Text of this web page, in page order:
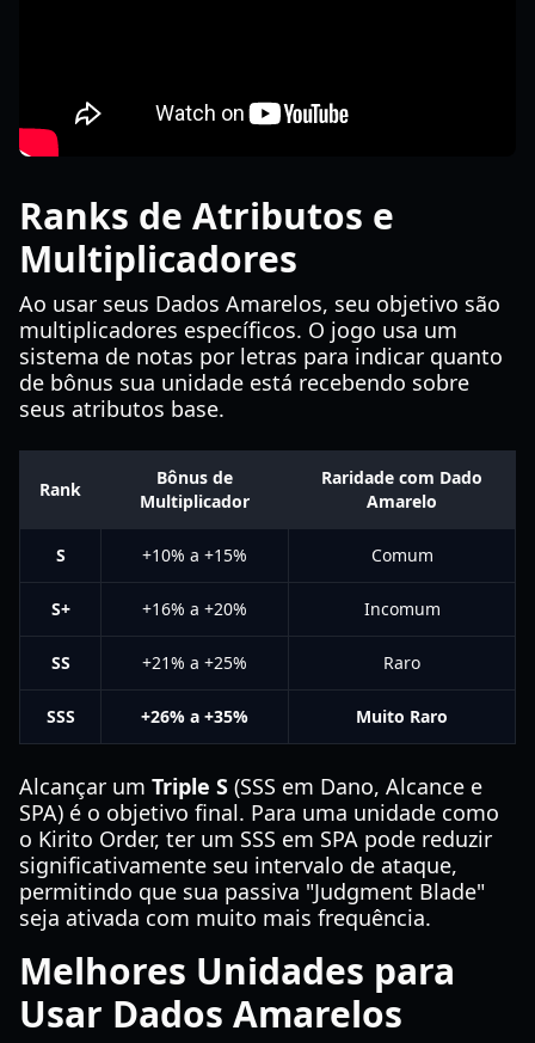
Ranks de Atributos e
Multiplicadores
Ao usar seus Dados Amarelos, seu objetivo são
multiplicadores específicos. O jogo usa um
sistema de notas por letras para indicar quanto
de bônus sua unidade está recebendo sobre
seus atributos base.
Rank
Bônus de
Multiplicador
Raridade com Dado
Amarelo
S +10% a +15% Comum
S+ +16% a +20% Incomum
SS +21% a +25% Raro
SSS +26% a +35% Muito Raro
Alcançar um Triple S (SSS em Dano, Alcance e
SPA) é o objetivo final. Para uma unidade como
o Kirito Order, ter um SSS em SPA pode reduzir
significativamente seu intervalo de ataque,
permitindo que sua passiva "Judgment Blade"
seja ativada com muito mais frequência.
Melhores Unidades para
Usar Dados Amarelos